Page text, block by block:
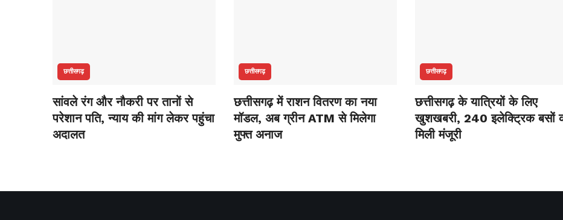
छत्तीसगढ़
सांवले रंग और नौकरी पर तानों से
परेशान पति, न्याय की मांग लेकर पहुंचा
अदालत
छत्तीसगढ़
छत्तीसगढ़ में राशन वितरण का नया
मॉडल, अब ग्रीन ATM से मिलेगा
मुफ्त अनाज
छत्तीसगढ़
छत्तीसगढ़ के यात्रियों के लिए
खुशखबरी, 240 इलेक्ट्रिक बसों
मिली मंजूरी